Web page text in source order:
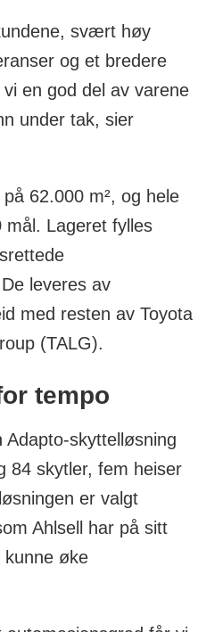
svært høy
og et bredere
en god del av varene
under tak, sier
62.000 m², og hele
Lageret fylles
leveres av
med resten av Toyota
(TALG).
tempo
Adapto-skyttelløsning
84 skytler, fem heiser
er valgt
Ahlsell har på sitt
øke